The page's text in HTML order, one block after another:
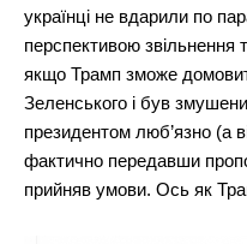
українці не вдарили по
перспективою звільнення
якщо Трамп зможе
Зеленського і був
президентом люб’язно (а
фактично передавши
прийняв умови. Ось як